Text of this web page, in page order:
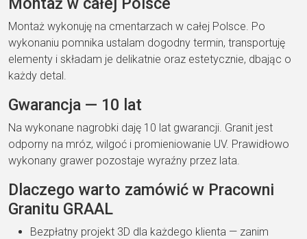
Montaż wykonuję na cmentarzach w całej Polsce. Po
wykonaniu pomnika ustalam dogodny termin, transportuję
elementy i składam je delikatnie oraz estetycznie, dbając o
każdy detal.
Gwarancja — 10 lat
Na wykonane nagrobki daję 10 lat gwarancji. Granit jest
odporny na mróz, wilgoć i promieniowanie UV. Prawidłowo
wykonany grawer pozostaje wyraźny przez lata.
Dlaczego warto zamówić w Pracowni
Granitu GRAAL
Bezpłatny projekt 3D dla każdego klienta — zanim